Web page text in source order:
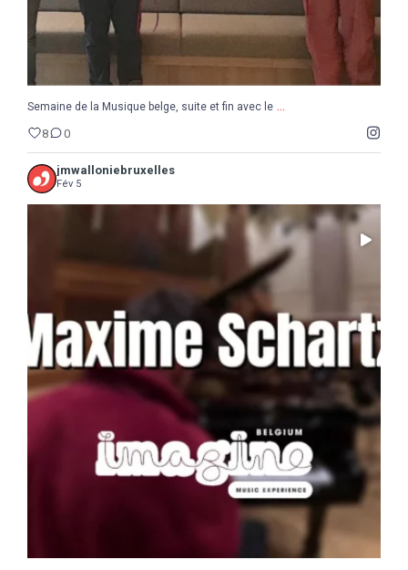
Semaine de la Musique belge, suite et fin avec le ...
8 0
jmwalloniebruxelles
Fév 5
Il ne reste que 10 jours pour sauter le pas :
5